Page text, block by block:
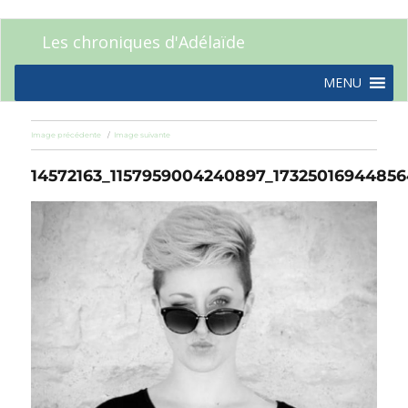
Les chroniques d'Adélaïde
MENU
Image précédente Image suivante